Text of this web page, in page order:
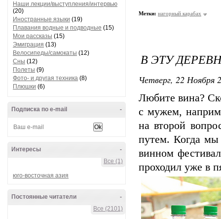
Наши лекции/выступления/интервью
(20)
Иностранные языки (19)
Плавания водные и подводные (15)
Мои рассказы (15)
Эмиграция (13)
Велосипеды/самокаты (12)
Сны (12)
Полеты (9)
Фото- и другая техника (8)
Плюшки (6)
-
Подписка по e-mail
-
Интересы
Все (1)
юго-восточная азия
-
Постоянные читатели
Все (2101)
Метки: нагорный карабах
В ЭТУ
Четверг, 22 Ноября
Любите вина?
с мужем,
на второй
путем. Когда
винном
проходил уже в